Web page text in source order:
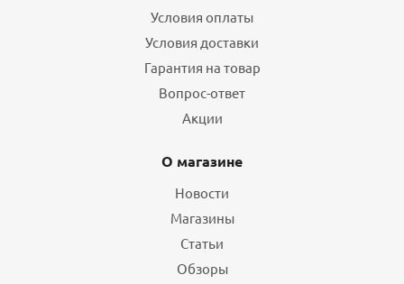
Условия оплаты
Условия доставки
Гарантия на товар
Вопрос-ответ
Акции
О магазине
Новости
Магазины
Статьи
Обзоры